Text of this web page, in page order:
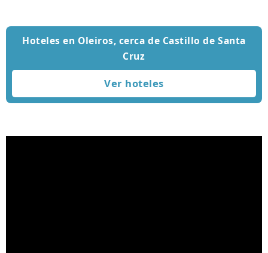
Hoteles en Oleiros, cerca de Castillo de Santa
Cruz